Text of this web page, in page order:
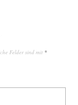
Felder sind mit *